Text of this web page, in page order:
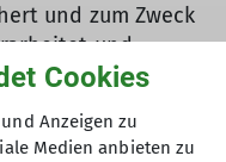
und zum Zweck
und
dass ich
Cookies
Anzeigen zu
Medien anbieten zu